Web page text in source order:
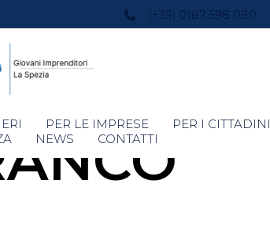
(+39) 0187 598 080
PER LE IMPRESE
PER I CITTADINI
NEWS CONTATTI